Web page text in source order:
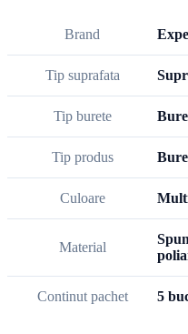
Brand
Tip suprafata
Tip burete
Tip produs
Culoare
Material
Continut pachet 5